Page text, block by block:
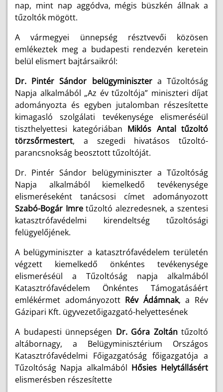
nap, mint nap aggódva, mégis büszkén állnak a
tűzoltók mögött.
A vármegyei ünnepség résztvevői közösen
emlékeztek meg a budapesti rendezvén keretein
belül elismert bajtársaikról:
Dr. Pintér Sándor belügyminisztera Tűzoltóság
Napja alkalmából „Az év tűzoltója” miniszteri díjat
adományozta és egyben jutalomban részesítette
kimagasló szolgálati tevékenysége elismeréséül
tiszthelyettesi kategóriában Miklós Antal tűzoltó
törzsőrmestert, a szegedi hivatásos tűzoltó-
parancsnokság beosztott tűzoltóját.
Dr. Pintér Sándor belügyminiszter a Tűzoltóság
Napja alkalmából kiemelkedő tevékenysége
elismeréseként tanácsosi címet adományozott
Szabó-Bogár Imretűzoltó alezredesnek, a szentesi
katasztrófavédelmi kirendeltség tűzoltósági
felügyelőjének.
A belügyminiszter a katasztrófavédelem területén
végzett kiemelkedő önkéntes tevékenysége
elismeréséül a Tűzoltóság napja alkalmából
Katasztrófavédelem Önkéntes Támogatásáért
emlékérmet adományozott Rév Ádámnak, a Rév
Gázipari Kft. ügyvezetőigazgató-helyettesének
A budapesti ünnepségen Dr. Góra Zoltántűzoltó
altábornagy, a Belügyminisztérium Országos
Katasztrófavédelmi Főigazgatóság főigazgatója a
Tűzoltóság Napja alkalmából Hősies Helytállásért
elismerésben részesítette